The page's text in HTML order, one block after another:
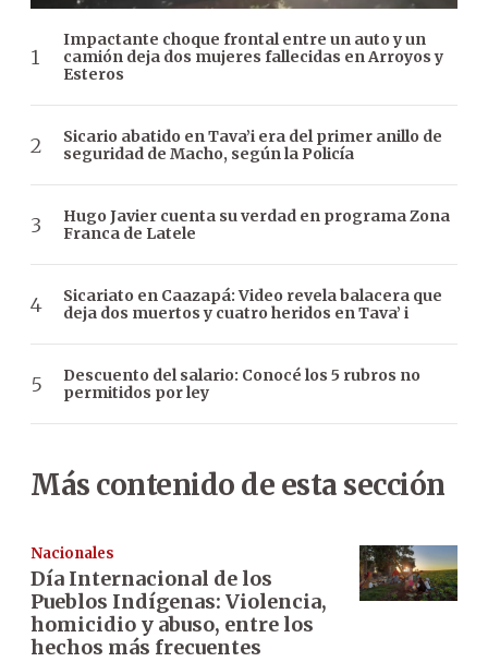
Impactante choque frontal entre un auto y un
camión deja dos mujeres fallecidas en Arroyos y
Esteros
Sicario abatido en Tava’i era del primer anillo de
seguridad de Macho, según la Policía
Hugo Javier cuenta su verdad en programa Zona
Franca de Latele
Sicariato en Caazapá: Video revela balacera que
deja dos muertos y cuatro heridos en Tava’ i
Descuento del salario: Conocé los 5 rubros no
permitidos por ley
Más contenido de esta sección
Nacionales
Día Internacional de los
Pueblos Indígenas: Violencia,
homicidio y abuso, entre los
hechos más frecuentes